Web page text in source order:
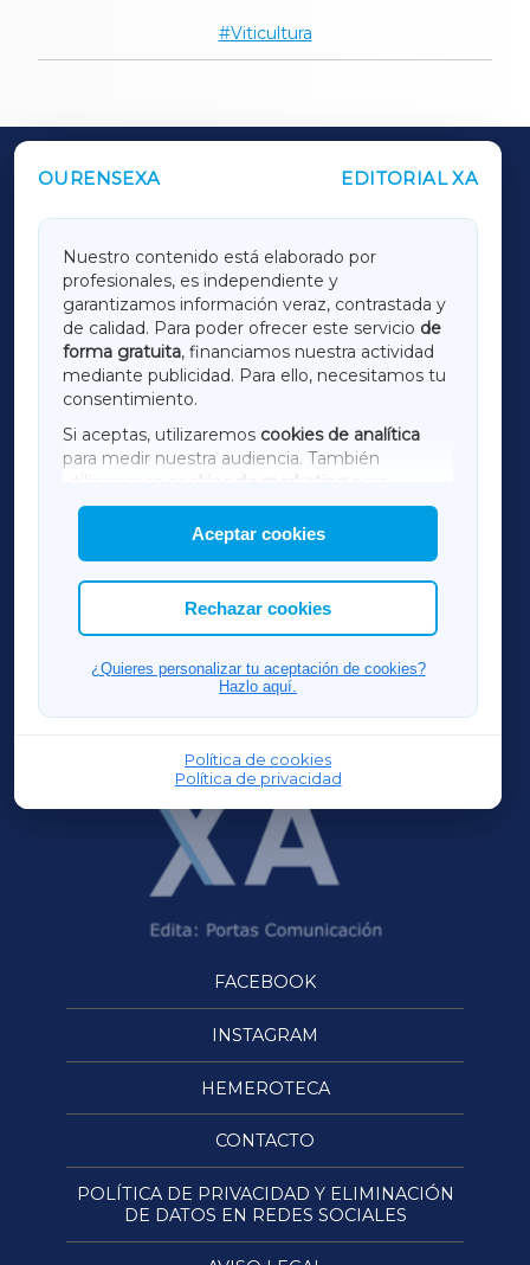
Viticultura
OURENSEXA EDITORIAL XA
Nuestro contenido está elaborado por
profesionales, es independiente y
garantizamos información veraz, contrastada y
de calidad. Para poder ofrecer este servicio de
forma gratuita, financiamos nuestra actividad
mediante publicidad. Para ello, necesitamos tu
consentimiento.
Si aceptas, utilizaremos cookies de analítica
para medir nuestra audiencia. También
utilizaremos
cookies de marketing
mostrar publicidad de terceros.
Asimismo, puedes personalizar la elección de
las cookies que deseas permitir.
Aceptar cookies
Rechazar cookies
¿Quieres personalizar tu aceptación de cookies?
Hazlo aquí.
Política de cookies
Política de privacidad
OUTROS PERIÓDICOS
LUGOXA
TERRACHAXA
AMARIÑAXA
RIBEIRASACRAXA
ACORUÑAXA
FERROLXA
OURENSEXA
FACEBOOK
INSTAGRAM
HEMEROTECA
CONTACTO
POLÍTICA DE PRIVACIDAD Y ELIMINACIÓN
DE DATOS EN REDES SOCIALES